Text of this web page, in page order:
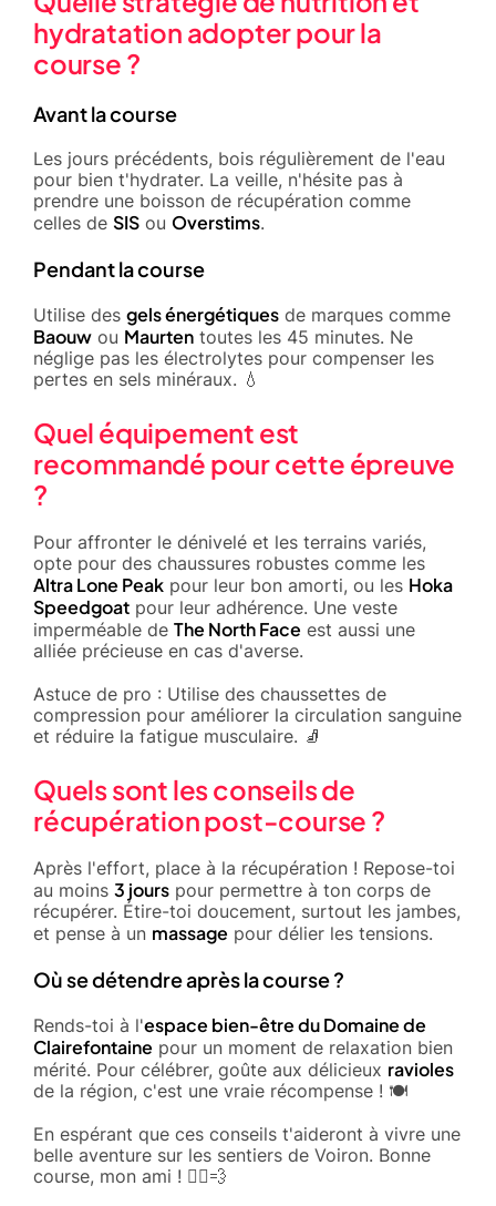
hydratation adopter pour la
course ?
Avant la course
Les jours précédents, bois régulièrement de l'eau
pour bien t'hydrater. La veille, n'hésite pas à
prendre une boisson de récupération comme
celles de SIS ou Overstims.
Pendant la course
Utilise des gels énergétiques de marques comme
Baouw ou Maurten toutes les 45 minutes. Ne
néglige pas les électrolytes pour compenser les
pertes en sels minéraux. 💧
Quel équipement est
recommandé pour cette épreuve
?
Pour affronter le dénivelé et les terrains variés,
opte pour des chaussures robustes comme les
Altra Lone Peak pour leur bon amorti, ou les Hoka
Speedgoat pour leur adhérence. Une veste
imperméable de The North Face est aussi une
alliée précieuse en cas d'averse.
Astuce de pro : Utilise des chaussettes de
compression pour améliorer la circulation sanguine
et réduire la fatigue musculaire. 🧦
Quels sont les conseils de
récupération post-course ?
Après l'effort, place à la récupération ! Repose-toi
au moins 3 jours pour permettre à ton corps de
récupérer. Étire-toi doucement, surtout les jambes,
et pense à un massage pour délier les tensions.
Où se détendre après la course ?
Rends-toi à l'espace bien-être du Domaine de
Clairefontaine pour un moment de relaxation bien
mérité. Pour célébrer, goûte aux délicieux ravioles
de la région, c'est une vraie récompense ! 🍽️
En espérant que ces conseils t'aideront à vivre une
belle aventure sur les sentiers de Voiron. Bonne
course, mon ami ! 🏃‍♂️💨